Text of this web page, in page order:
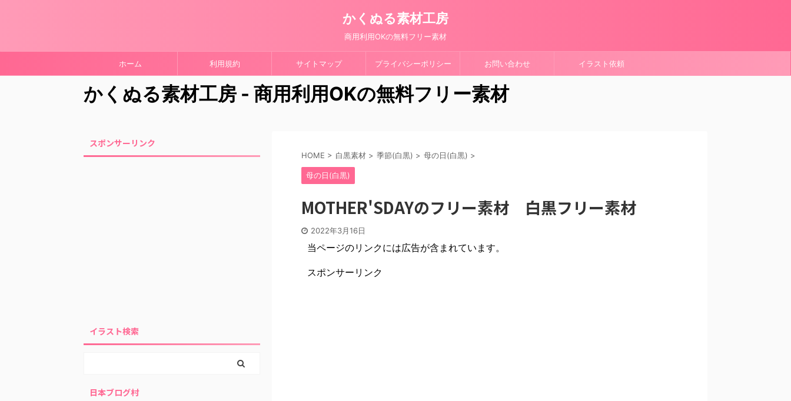
かくぬる素材工房
商用利用OKの無料フリー素材
ホーム 利用規約 サイトマップ プライバシーポリシー お問い合わせ イラスト依頼
かくぬる素材工房 - 商用利用OKの無料フリー素材
HOME > 白黒素材 > 季節(白黒) > 母の日(白黒) >
母の日(白黒)
MOTHER'SDAYのフリー素材 白黒フリー素材
2022年3月16日
当ページのリンクには広告が含まれています。
スポンサーリンク
スポンサーリンク
イラスト検索
日本ブログ村